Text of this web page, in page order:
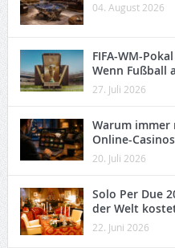
04. August 2026
FIFA-WM-
Wenn Fußball
27. Juli 2026
Warum immer
Online-
20. Juli 2026
Solo Per Due
der Welt
22. Juni 2026